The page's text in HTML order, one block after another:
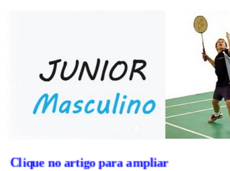
Clique no artigo para ampliar